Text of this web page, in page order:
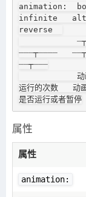
animation:
infinite
reverse
┈┈┈┬┈┈┈┈
┈┈┬┈┈┈
运行的次数   动
是否运行或者暂停
属性
属性
animation: